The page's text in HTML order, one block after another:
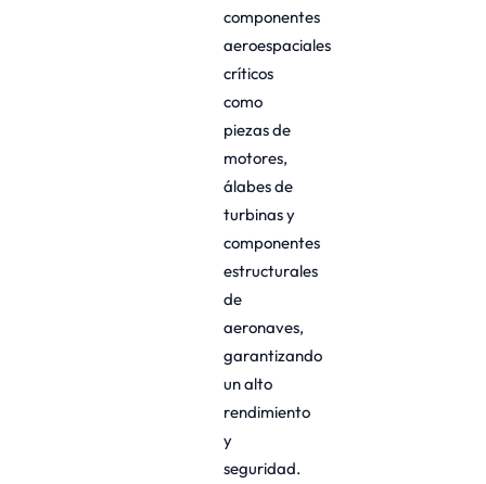
componentes
aeroespaciales
críticos
como
piezas de
motores,
álabes de
turbinas y
componentes
estructurales
de
aeronaves,
garantizando
un alto
rendimiento
y
seguridad.